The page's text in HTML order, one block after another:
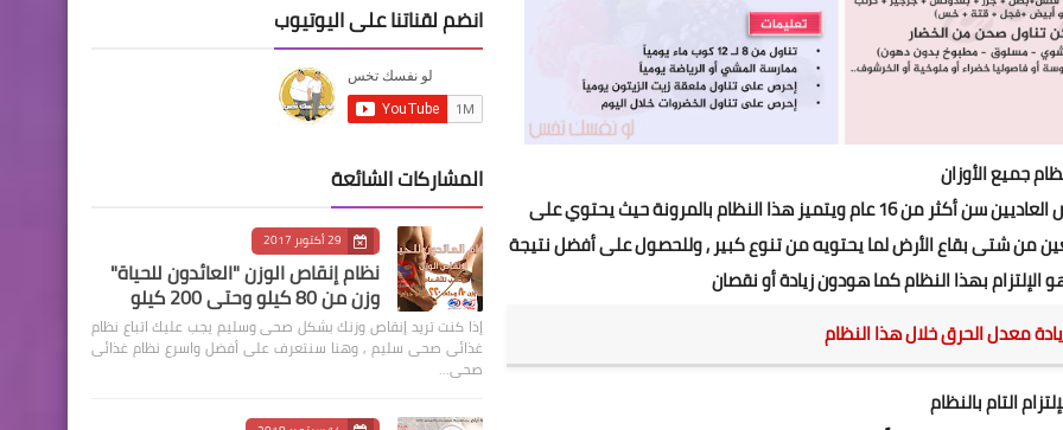
جميع الأوزان
نظام جميع الأوزان هو نظام متوازن وصحي مناسب للأشخاص العاديين سن أكثر من 16 عام ويتميز هذا النظام بالمرونة حيث يحتوي على
من شتى بقاع الأرض لما يحتويه من تنوع كبير , وللحصول على أفضل نتيجة
بهذا النظام كما هودون زيادة أو نقصان
معدل الحرق خلال هذا النظام
انضم لقناتنا على اليوتيوب
المشاركات الشائعة
29 أكتوبر 2017
نظام إنقاص الوزن "العائدون للحياة"
وزن من 80 كيلو وحتى 200 كيلو
إذا كنت تريد إنقاص وزنك بشكل صحى وسليم يجب عليك اتباع نظام
غذائى صحى سليم , وهنا سنتعرف على أفضل واسرع نظام غذائى
صحى…